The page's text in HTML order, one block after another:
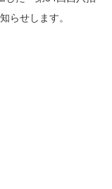
らせします。